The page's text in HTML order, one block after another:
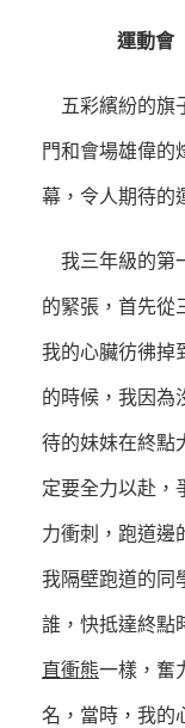
運動
五彩繽紛的旗
門和會場雄偉的
幕，令人期待的
我三年級的第
的緊張，首先從
我的心臟彷彿掉
的時候，我因為
待的妹妹在終點
定要全力以赴，
力衝刺，跑道邊
我隔壁跑道的同
誰，快抵達終點
直衝熊一樣，奮
名，當時，我的